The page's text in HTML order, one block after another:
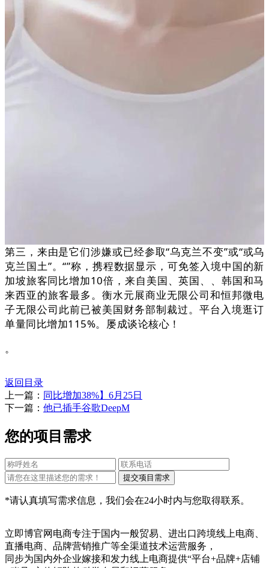
第三，来由是它们涉嫌或已经参取“乌克兰不变”或“或乌
克兰国土”。“”称，携程数据显示，可免签入境中国的新
加坡旅客同比增加10倍，来自美国、英国、、韩国和马
来西亚的旅客最多。衡水元展商业无限公司和恒邦微电
子无限公司此前已被美国财务部制裁过。平台入境逛订
单量同比增加115%。屡成谈论核心！
。
返回目录
上一篇： 同比增加38%】6月25日
下一篇： 他已插手谷歌DeepM
您的项目需求
*请认真填写需求信息，我们会在24小时内与您取得联系。
立即博官网电商专注于国内一般贸易、进出口跨境线上电商、
直播电商、品牌营销推广等全渠道技术运营服务，
同步为国内外企业嫁接和发力线上电商提供“平台+品牌+店铺